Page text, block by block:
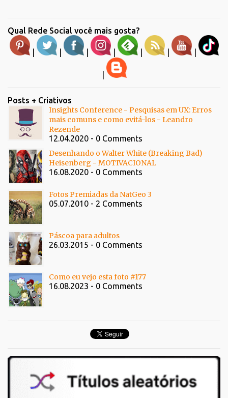
Qual Rede Social você mais gosta?
| | | | | | |
Posts + Criativos
Insights Conference - Pesquisas em UX: Erros
mais comuns e como evitá-los - Leandro
Rezende
12.04.2020 - 0 Comments
Desenhando o Walter White (Breaking Bad)
Heisenberg - MOTIVACIONAL
16.08.2020 - 0 Comments
Fotos Premiadas da NatGeo 3
05.07.2010 - 2 Comments
Páscoa para adultos
26.03.2015 - 0 Comments
Como eu vejo esta foto #177
16.08.2023 - 0 Comments